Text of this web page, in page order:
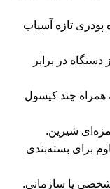
پودری تازه آسیاب
در برابر
همراه چند کپسول
شیرین.
برای بسته‌بندی
یا سازمانی.